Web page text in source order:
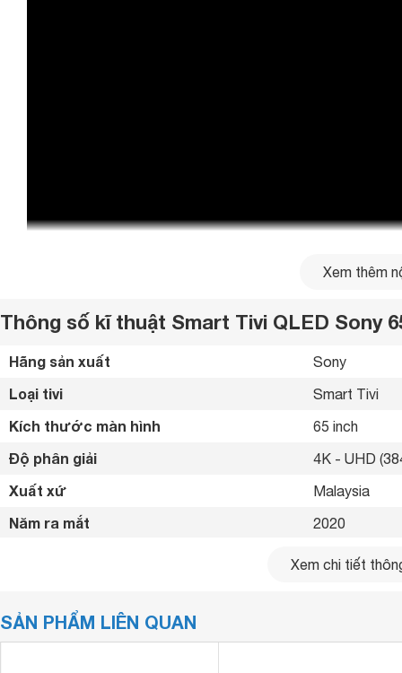
Giới thiệu: OLED Tivi 4k Sony 65 inch 65A8H
A8H - Màu đen OLED sâu, âm thanh hài hòa
Một bộ xử lý công suất cao trong này tạo ra một hình
Xem thêm
Thông số kĩ thuật Smart Tivi QLED Sony
Hãng sản xuất Sony
Loại tivi Smart Tivi
Kích thước màn hình 65 inch
Độ phân giải 4K - UHD
Xuất xứ Malaysia
Năm ra mắt 2020
Có (Loa,
Cổng HDMI
Xem chi tiết
SẢN PHẨM LIÊN QUAN